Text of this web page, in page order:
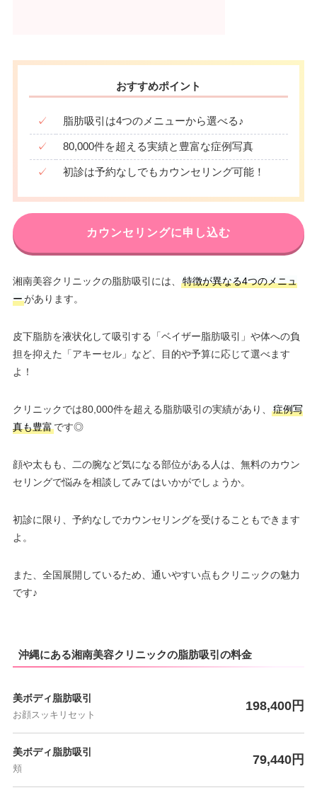
おすすめポイント
✓ 脂肪吸引は4つのメニューから選べる♪
✓ 80,000件を超える実績と豊富な症例写真
✓ 初診は予約なしでもカウンセリング可能！
カウンセリングに申し込む
湘南美容クリニックの脂肪吸引には、
特徴が異なる4つのメニュ
ーがあります。
皮下脂肪を液状化して吸引する「ベイザー脂肪吸引」や体への負
担を抑えた「アキーセル」など、目的や予算に応じて選べます
よ！
クリニックでは80,000件を超える脂肪吸引の実績があり、
症例写
真も豊富です◎
顔や太もも、二の腕など気になる部位がある人は、無料のカウン
セリングで悩みを相談してみてはいかがでしょうか。
初診に限り、予約なしでカウンセリングを受けることもできます
よ。
また、全国展開しているため、通いやすい点もクリニックの魅力
です♪
沖縄にある湘南美容クリニックの脂肪吸引の料金
美ボディ脂肪吸引
お顔スッキリセット
198,400円
美ボディ脂肪吸引
頬
79,440円